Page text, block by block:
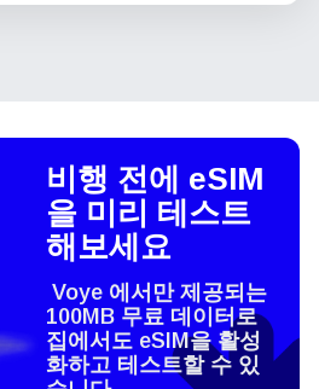
비행 전에 eSIM
을 미리 테스트
해보세요
Voye 에서만 제공되는
100MB 무료 데이터로
집에서도 eSIM을 활성
화하고 테스트할 수 있